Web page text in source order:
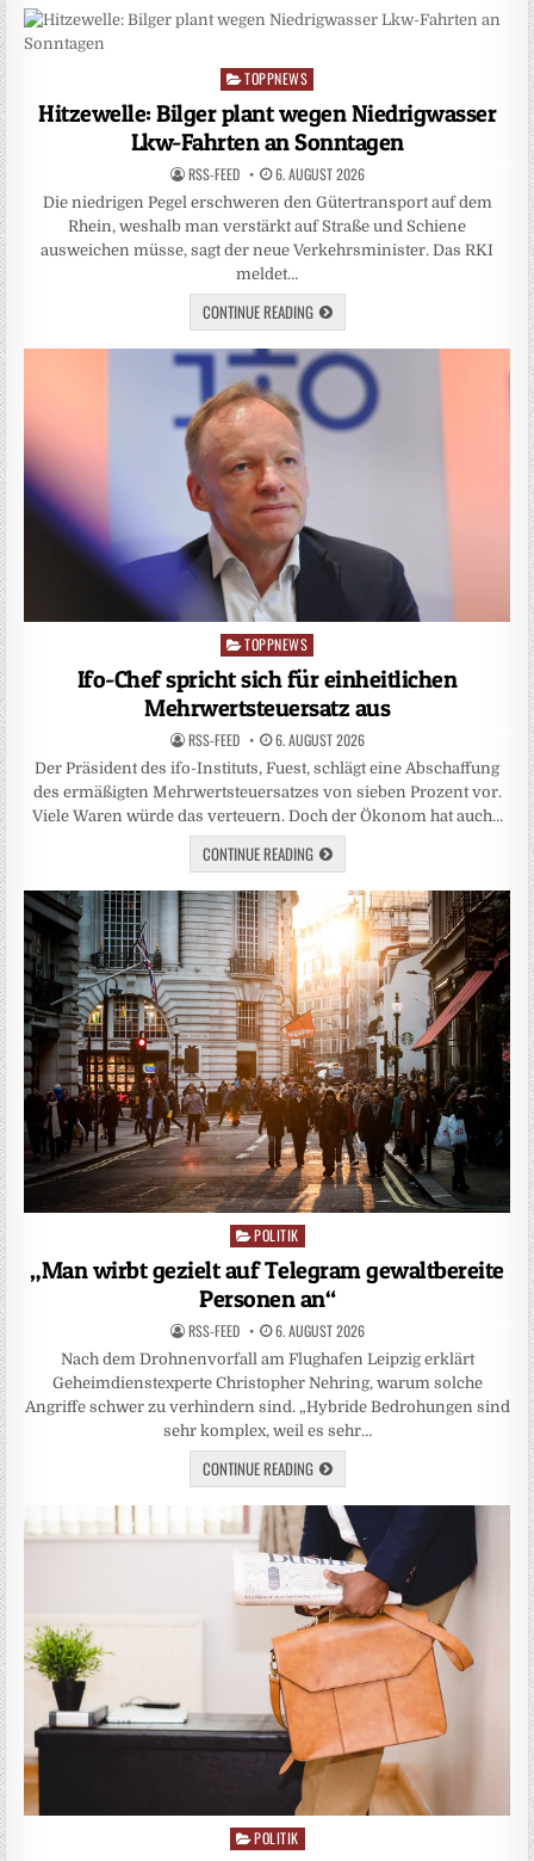
Posted
in
TOPPNEWS
Hitzewelle: Bilger plant wegen Niedrigwasser
Lkw-Fahrten an Sonntagen
RSS-FEED 6. AUGUST 2026
Die niedrigen Pegel erschweren den Gütertransport auf dem
Rhein, weshalb man verstärkt auf Straße und Schiene
ausweichen müsse, sagt der neue Verkehrsminister. Das RKI
meldet…
CONTINUE READING
Posted
in
TOPPNEWS
Ifo-Chef spricht sich für einheitlichen
Mehrwertsteuersatz aus
RSS-FEED 6. AUGUST 2026
Der Präsident des ifo-Instituts, Fuest, schlägt eine Abschaffung
des ermäßigten Mehrwertsteuersatzes von sieben Prozent vor.
Viele Waren würde das verteuern. Doch der Ökonom hat auch…
CONTINUE READING
Posted
POLITIK
„Man wirbt gezielt auf Telegram gewaltbereite
Personen an“
RSS-FEED 6. AUGUST 2026
Nach dem Drohnenvorfall am Flughafen Leipzig erklärt
Geheimdienstexperte Christopher Nehring, warum solche
Angriffe schwer zu verhindern sind. „Hybride Bedrohungen sind
sehr komplex, weil es sehr…
CONTINUE READING
Posted
POLITIK